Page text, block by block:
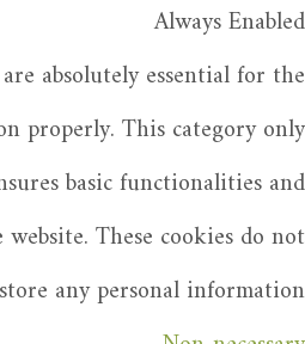
Always Enabled
absolutely essential for the
properly. This category only
basic functionalities and
These cookies do not
store any personal information.